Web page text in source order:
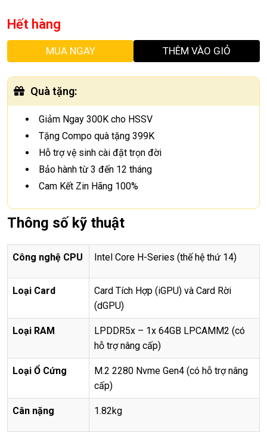
Hết hàng
MUA NGAY THÊM VÀO GIỎ
Quà tặng:
Giảm Ngay 300K cho HSSV
Tặng Compo quà tặng 399K
Hỗ trợ vệ sinh cài đặt trọn đời
Bảo hành từ 3 đến 12 tháng
Cam Kết Zin Hãng 100%
Thông số kỹ thuật
Công nghệ CPU Intel Core H-Series (thế hệ thứ 14)
Loại Card
Card Tích Hợp (iGPU) và Card Rời
(dGPU)
Loại RAM
LPDDR5x – 1x 64GB LPCAMM2 (có
hỗ trợ nâng cấp)
Loại Ổ Cứng
M.2 2280 Nvme Gen4 (có hỗ trợ nâng
cấp)
Cân nặng 1.82kg